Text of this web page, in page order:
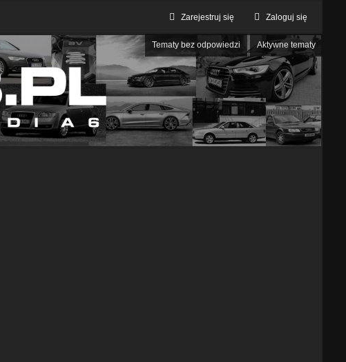
Zaloguj się
Zarejestruj się
Tematy bez odpowiedzi Aktywne tematy